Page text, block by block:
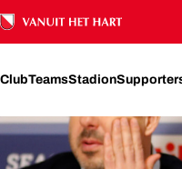
Ons nalatenschap
ClubTeamsStadion